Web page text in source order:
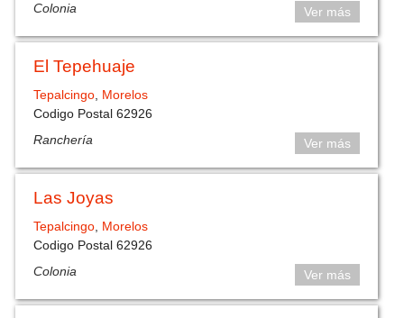
Colonia
Ver más
El Tepehuaje
Tepalcingo, Morelos
Codigo Postal 62926
Ranchería
Ver más
Las Joyas
Tepalcingo, Morelos
Codigo Postal 62926
Colonia
Ver más